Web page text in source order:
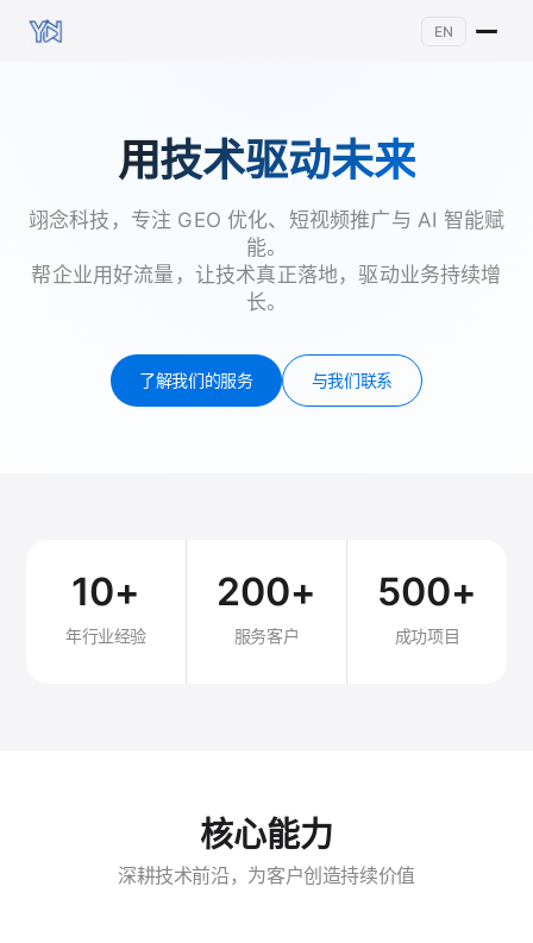
EN
用技术驱动未来
翊念科技，专注 GEO 优化、短视频推广与 AI 智能赋
能。
帮企业用好流量，让技术真正落地，驱动业务持续增
长。
了解我们的服务 与我们联系
10+
年行业经验
200+
服务客户
500+
成功项目
核心能力
深耕技术前沿，为客户创造持续价值